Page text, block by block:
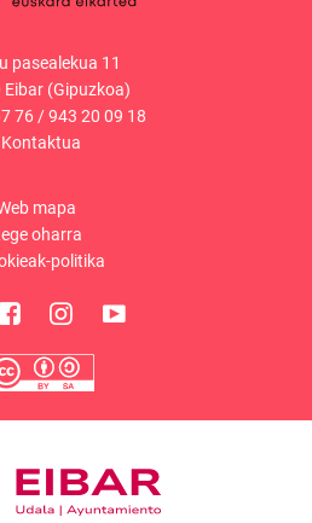
pasealekua 11
Eibar (Gipuzkoa)
76 /943 20 09 18
Kontaktua
mapa
oharra
politika